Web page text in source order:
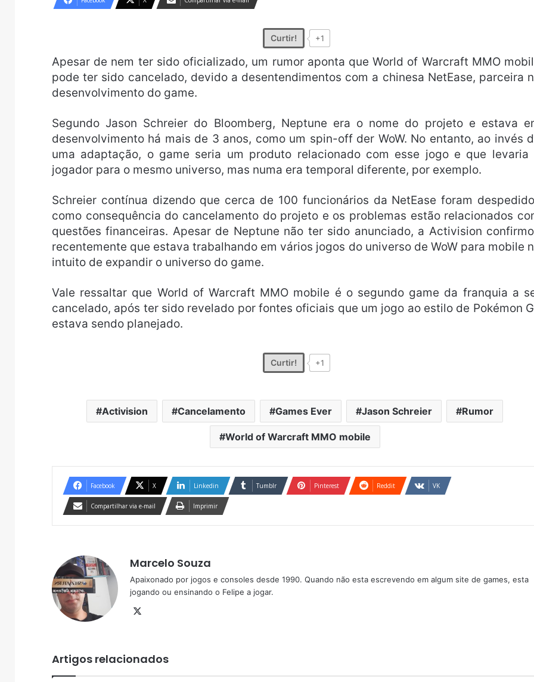
Curtir! +1
Apesar de nem ter sido oficializado, um rumor aponta que World of Warcraft MMO
pode ter sido cancelado, devido a desentendimentos com a chinesa NetEase, parceira
desenvolvimento do game.
Segundo Jason Schreier do Bloomberg, Neptune era o nome do projeto e estava
desenvolvimento há mais de 3 anos, como um spin-off der WoW. No entanto, ao invés
uma adaptação, o game seria um produto relacionado com esse jogo e que levaria
jogador para o mesmo universo, mas numa era temporal diferente, por exemplo.
Schreier contínua dizendo que cerca de 100 funcionários da NetEase foram
como consequência do cancelamento do projeto e os problemas estão relacionados
questões financeiras. Apesar de Neptune não ter sido anunciado, a Activision
recentemente que estava trabalhando em vários jogos do universo de WoW para mobile
intuito de expandir o universo do game.
Vale ressaltar que World of Warcraft MMO mobile é o segundo game da franquia a
cancelado, após ter sido revelado por fontes oficiais que um jogo ao estilo de Pokémon
estava sendo planejado.
Curtir! +1
Activision Cancelamento Games Ever Jason Schreier Rumor
World of Warcraft MMO mobile
Facebook X Linkedin Tumblr Pinterest Reddit VK
Compartilhar via e-mail Imprimir
Marcelo Souza
Apaixonado por jogos e consoles desde 1990. Quando não esta escrevendo em algum site de games, esta
jogando ou ensinando o Felipe a jogar.
Artigos relacionados